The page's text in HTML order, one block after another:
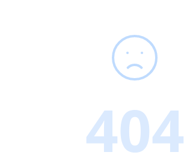
404